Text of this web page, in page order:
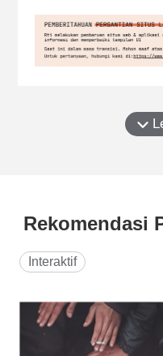
Rekomendasi
Interaktif